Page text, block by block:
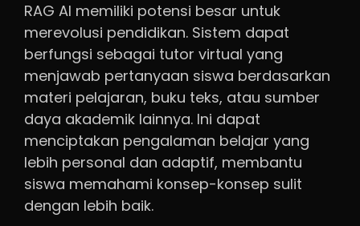
RAG AI memiliki potensi besar untuk
merevolusi pendidikan. Sistem dapat
berfungsi sebagai tutor virtual yang
menjawab pertanyaan siswa berdasarkan
materi pelajaran, buku teks, atau sumber
daya akademik lainnya. Ini dapat
menciptakan pengalaman belajar yang
lebih personal dan adaptif, membantu
siswa memahami konsep-konsep sulit
dengan lebih baik.